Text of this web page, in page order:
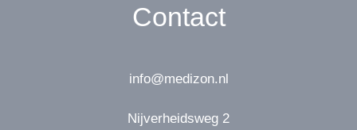
Contact
info@medizon.nl
Nijverheidsweg 2